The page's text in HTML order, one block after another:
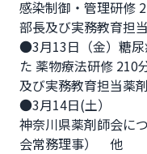
感染制御・管理研修
部長及び実務教育担
●3月13日（金）糖尿
た 薬物療法研修
及び実務教育担当薬
●3月14日(土）
神奈川県薬剤師会に
会常務理事）　他